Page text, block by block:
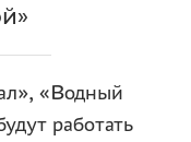
«Водный
работать